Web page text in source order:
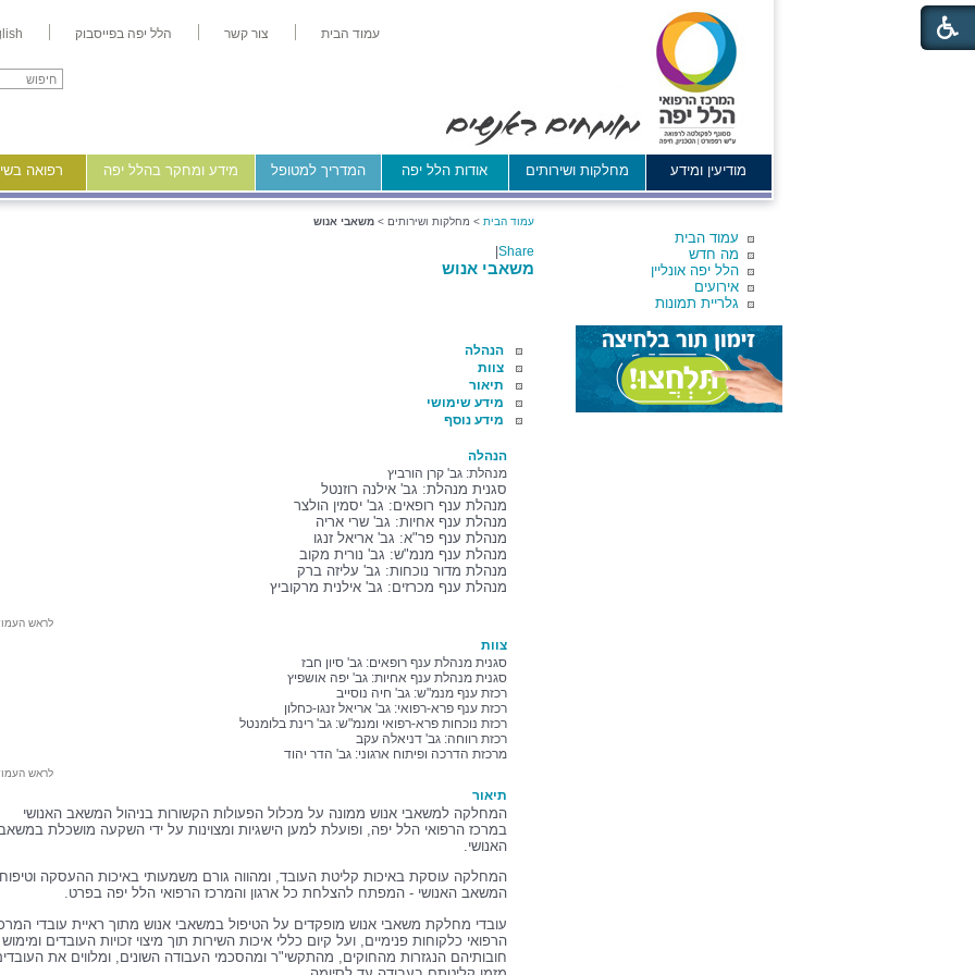
עמוד הבית צור קשר הלל יפה בפייסבוק
מודיעין ומידע מחלקות ושירותים אודות הלל יפה המדריך למטופל מידע ומחקר בהלל יפה רפואה
עמוד הבית
מה חדש
הלל יפה אונליין
אירועים
גלריית תמונות
עמוד הבית > מחלקות ושירותים > משאבי אנוש
Share
משאבי אנוש
הנהלה
צוות
תיאור
מידע שימושי
מידע נוסף
הנהלה
מנהלת: גב' קרן הורביץ
סגנית מנהלת: גב' אילנה רוזנטל
מנהלת ענף רופאים: גב' יסמין הולצר
מנהלת ענף אחיות: גב' שרי אריה
מנהלת ענף פר"א: גב' אריאל זנגו
מנהלת ענף מנמ"ש: גב' נורית מקוב
מנהלת מדור נוכחות: גב' עליזה ברק
מנהלת ענף מכרזים: גב' אילנית מרקוביץ
לראש
צוות
סגנית מנהלת ענף רופאים: גב' סיון חבז
סגנית מנהלת ענף אחיות: גב' יפה אושפיץ
רכזת ענף מנמ"ש: גב' חיה נוסייב
רכזת ענף פרא-רפואי: גב' אריאל זנגו-כחלון
רכזת נוכחות פרא-רפואי ומנמ"ש: גב' רינת בלומנטל
רכזת רווחה: גב' דניאלה עקב
מרכזת הדרכה ופיתוח ארגוני: גב' הדר יהוד
לראש
תיאור
המחלקה למשאבי אנוש ממונה על מכלול הפעולות הקשורות בניהול המשאב האנושי
במרכז הרפואי הלל יפה, ופועלת למען הישגיות ומצוינות על ידי השקעה מושכלת
האנושי.
המחלקה עוסקת באיכות קליטת העובד, ומהווה גורם משמעותי באיכות ההעסקה וטיפוח
המשאב האנושי - המפתח להצלחת כל ארגון והמרכז הרפואי הלל יפה בפרט.
עובדי מחלקת משאבי אנוש מופקדים על הטיפול במשאבי אנוש מתוך ראיית עובדי
הרפואי כלקוחות פנימיים, ועל קיום כללי איכות השירות תוך מיצוי זכויות העובדים ומימוש
חובותיהם הנגזרות מהחוקים, מהתקשי"ר ומהסכמי העבודה השונים, ומלווים את